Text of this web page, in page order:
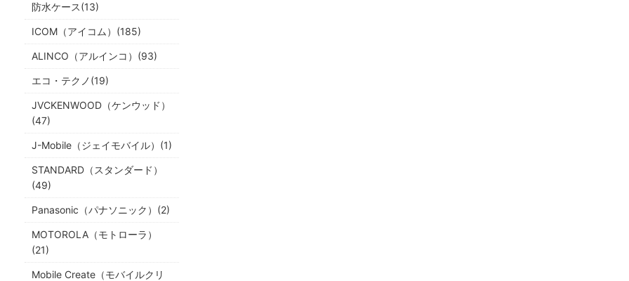
防水ケース(13)
ICOM（アイコム）(185)
ALINCO（アルインコ）(93)
エコ・テクノ(19)
JVCKENWOOD（ケンウッド）
(47)
J-Mobile（ジェイモバイル）(1)
STANDARD（スタンダード）
(49)
Panasonic（パナソニック）(2)
MOTOROLA（モトローラ）
(21)
Mobile Create（モバイルクリ